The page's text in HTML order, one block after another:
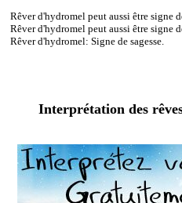
Rêver d'hydromel peut aussi être signe
Rêver d'hydromel peut aussi être signe
Rêver d'hydromel: Signe de sagesse.
Interprétation des